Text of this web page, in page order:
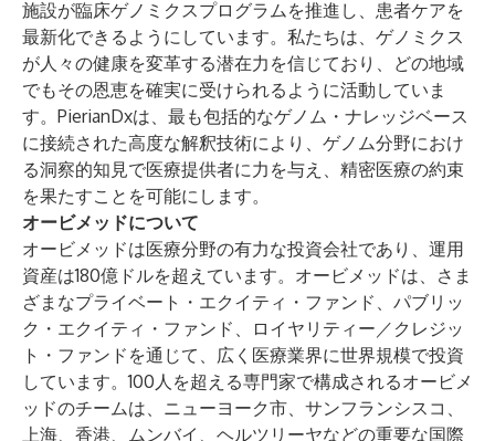
施設が臨床ゲノミクスプログラムを推進し、患者ケアを
最新化できるようにしています。私たちは、ゲノミクス
が人々の健康を変革する潜在力を信じており、どの地域
でもその恩恵を確実に受けられるように活動していま
す。PierianDxは、最も包括的なゲノム・ナレッジベース
に接続された高度な解釈技術により、ゲノム分野におけ
る洞察的知見で医療提供者に力を与え、精密医療の約束
を果たすことを可能にします。
オービメッドについて
オービメッドは医療分野の有力な投資会社であり、運用
資産は180億ドルを超えています。オービメッドは、さま
ざまなプライベート・エクイティ・ファンド、パブリッ
ク・エクイティ・ファンド、ロイヤリティー／クレジッ
ト・ファンドを通じて、広く医療業界に世界規模で投資
しています。100人を超える専門家で構成されるオービメ
ッドのチームは、ニューヨーク市、サンフランシスコ、
上海、香港、ムンバイ、ヘルツリーヤなどの重要な国際